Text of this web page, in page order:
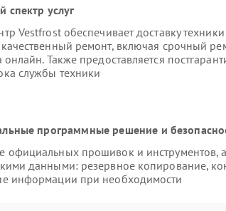
спектр услуг
Vestfrost обеспечивает доставку
ремонт, включая срочный
онлайн. Также предоставляется
службы техники
программные решение и
официальных прошивок и инструментов,
данными: резервное копирование,
информации при необходимости